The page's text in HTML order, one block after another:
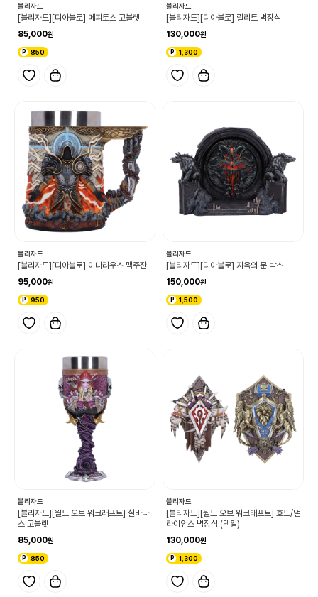
블리자드
[블리자드][디아블로] 메피토스 고블렛
85,000
850
블리자드
[블리자드][디아블로] 릴리트 벽장식
130,000
1,300
블리자드
[블리자드][디아블로] 이나리우스 맥주잔
95,000
950
블리자드
[블리자드][디아블로] 지옥의 문 박스
150,000
1,500
블리자드
[블리자드][월드 오브 워크래프트] 실바나
스 고블렛
85,000
850
블리자드
[블리자드][월드 오브 워크래프트] 호드/얼
라이언스 벽장식 (택일)
130,000
1,300